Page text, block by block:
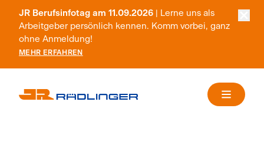
JR Berufsinfotag am 11.09.2026 | Lerne uns als
Arbeitgeber persönlich kennen. Komm vorbei, ganz
ohne Anmeldung!
MEHR ERFAHREN